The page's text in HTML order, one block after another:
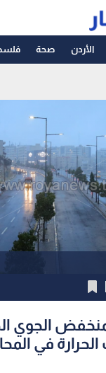
الأردن صحة
الجوي
الحرارة في